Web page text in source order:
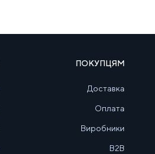
ПОКУПЦЯМ
Доставка
Оплата
Виробники
B2B